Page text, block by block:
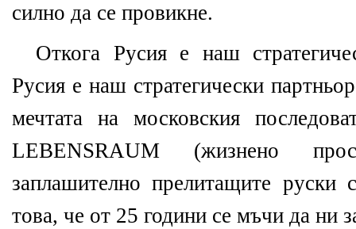
силно да се провикне.
Откога Русия е наш
Русия е наш стратегически
мечтата на московския
LEBENSRAUM
(жизнено
заплашително прелитащите
това, че от 25 години се мъчи да